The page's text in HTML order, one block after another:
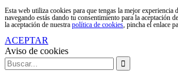
Esta web utiliza cookies para que tengas la mejor experiencia
navegando estás dando tu consentimiento para la aceptación
la aceptación de nuestra política de cookies, pincha el enlace
ACEPTAR
Aviso de cookies